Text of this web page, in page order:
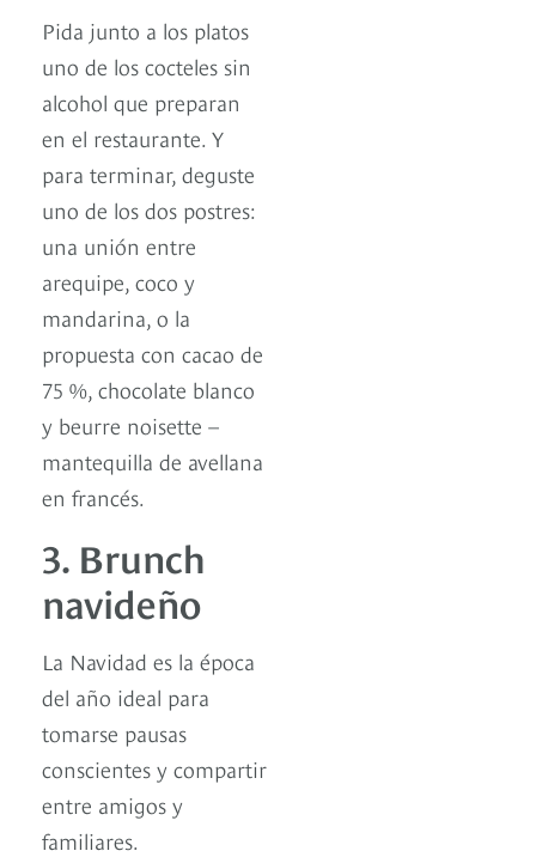
Pida junto a los platos
uno de los cocteles sin
alcohol que preparan
en el restaurante. Y
para terminar, deguste
uno de los dos postres:
una unión entre
arequipe, coco y
mandarina, o la
propuesta con cacao de
75 %, chocolate blanco
y beurre noisette –
mantequilla de avellana
en francés.
3. Brunch
navideño
La Navidad es la época
del año ideal para
tomarse pausas
conscientes y compartir
entre amigos y
familiares.